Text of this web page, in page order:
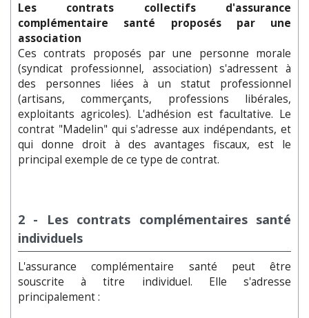
Les contrats collectifs d'assurance
complémentaire santé proposés par une
association
Ces contrats proposés par une personne morale
(syndicat professionnel, association) s'adressent à
des personnes liées à un statut professionnel
(artisans, commerçants, professions libérales,
exploitants agricoles). L'adhésion est facultative. Le
contrat "Madelin" qui s'adresse aux indépendants, et
qui donne droit à des avantages fiscaux, est le
principal exemple de ce type de contrat.
2 - Les contrats complémentaires santé
individuels
L'assurance complémentaire santé peut être
souscrite à titre individuel. Elle s'adresse
principalement :